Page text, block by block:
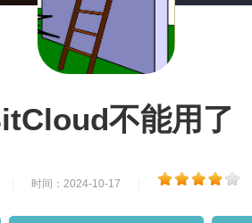
不能用了
时间：2024-10-17